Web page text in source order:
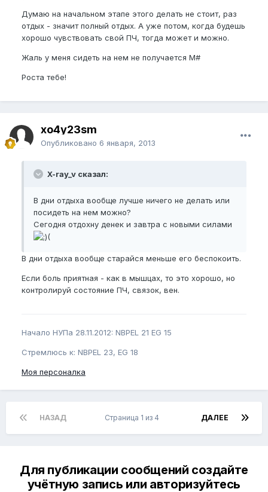
Думаю на начальном этапе этого делать не стоит, раз
отдых - значит полный отдых. А уже потом, когда будешь
хорошо чувствовать свой ПЧ, тогда может и можно.
Жаль у меня сидеть на нем не получается M#
Роста тебе!
xo4y23sm
Опубликовано 6 января, 2013
X-ray_v сказал:
В дни отдыха вообще лучше ничего не делать или
посидеть на нем можно?
Сегодня отдохну денек и завтра с новыми силами
(
В дни отдыха вообще старайся меньше его беспокоить.
Если боль приятная - как в мышцах, то это хорошо, но
контролируй состояние ПЧ, связок, вен.
Начало НУПа 28.11.2012: NBPEL 21 EG 15
Стремлюсь к: NBPEL 23, EG 18
Моя персоналка
НАЗАД ДАЛЕЕ
Страница 1 из 4
Для публикации сообщений создайте
учётную запись или авторизуйтесь